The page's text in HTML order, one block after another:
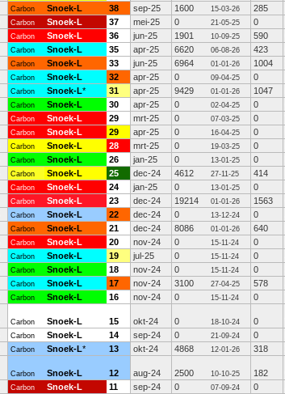
Carbon Snoek-L 38 sep-25 1600 15-03-26 285
Carbon Snoek-L 37 mei-25 0 21-05-25 0
Carbon Snoek-L 36 jun-25 1901 10-09-25 590
Carbon Snoek-L 35 apr-25 6620 06-08-26 423
Carbon Snoek-L 33 jun-25 6964 01-01-26 1004
Carbon Snoek-L 32 apr-25 0 09-04-25 0
Carbon Snoek-L* 31 apr-25 9429 01-01-26 1047
Carbon Snoek-L 30 apr-25 0 02-04-25 0
Carbon Snoek-L 29 mrt-25 0 07-03-25 0
Carbon Snoek-L 29 apr-25 0 16-04-25 0
Carbon Snoek-L 28 mrt-25 0 19-03-25 0
Carbon Snoek-L 26 jan-25 0 13-01-25 0
Carbon Snoek-L 25 dec-24 4612 27-11-25 414
Carbon Snoek-L 24 jan-25 0 13-01-25 0
Carbon Snoek-L 23 dec-24 19214 01-01-26 1563
Carbon Snoek-L 22 dec-24 0 13-12-24 0
Carbon Snoek-L 21 dec-24 8086 01-01-26 640
Carbon Snoek-L 20 nov-24 0 15-11-24 0
Carbon Snoek-L 19 jul-25 0 15-11-24 0
Carbon Snoek-L 18 nov-24 0 15-11-24 0
Carbon Snoek-L 17 nov-24 3100 27-04-25 578
Carbon Snoek-L 16 nov-24 0 15-11-24 0
Carbon Snoek-L 15 okt-24 0 18-10-24 0
Carbon Snoek-L 14 sep-24 0 21-09-24 0
Carbon Snoek-L* 13 okt-24 4868 12-01-26 318
Carbon Snoek-L 12 aug-24 2500 10-10-25 182
Carbon Snoek-L 11 sep-24 0 07-09-24 0